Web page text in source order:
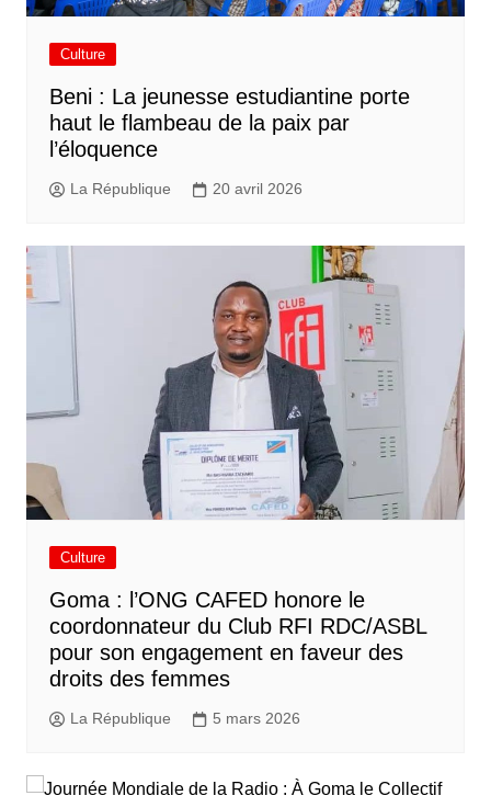
Culture
Beni : La jeunesse estudiantine porte
haut le flambeau de la paix par
l’éloquence
La République 20 avril 2026
Culture
Goma : l’ONG CAFED honore le
coordonnateur du Club RFI RDC/ASBL
pour son engagement en faveur des
droits des femmes
La République 5 mars 2026